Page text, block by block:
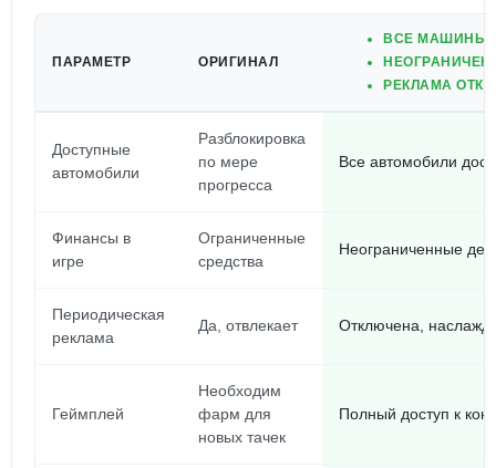
ПАРАМЕТР ОРИГИНАЛ
ВСЕ МАШИНЫ
РЕКЛАМА
Доступные
автомобили
Разблокировка
по мере
прогресса
Все автомобили
Финансы в
игре
Ограниченные
средства
Неограниченные
Периодическая
реклама
Да, отвлекает Отключена,
Геймплей
Необходим
фарм для
новых тачек
Полный доступ к